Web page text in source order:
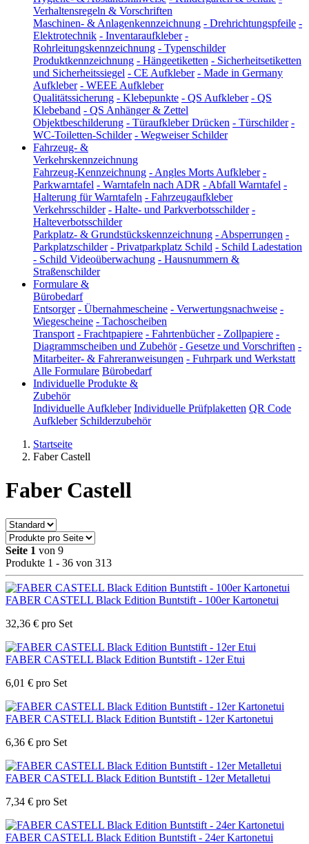
Verhaltensregeln & Vorschriften
Maschinen- & Anlagenkennzeichnung - Drehrichtungspfeile -
Elektrotechnik - Inventaraufkleber -
Rohrleitungskennzeichnung - Typenschilder
Produktkennzeichnung - Hängeetiketten - Sicherheitsetiketten
und Sicherheitssiegel - CE Aufkleber - Made in Germany
Aufkleber - WEEE Aufkleber
Qualitätssicherung - Klebepunkte - QS Aufkleber - QS
Klebeband - QS Anhänger & Zettel
Objektbeschilderung - Türaufkleber Drücken - Türschilder -
WC-Toiletten-Schilder - Wegweiser Schilder
Fahrzeug- &
Verkehrskennzeichnung
Fahrzeug-Kennzeichnung - Angles Morts Aufkleber -
Parkwarntafel - Warntafeln nach ADR - Abfall Warntafel -
Halterung für Warntafeln - Fahrzeugaufkleber
Verkehrsschilder - Halte- und Parkverbotsschilder -
Halteverbotsschilder
Parkplatz- & Grundstückskennzeichnung - Absperrungen -
Parkplatzschilder - Privatparkplatz Schild - Schild Ladestation
- Schild Videoüberwachung - Hausnummern &
Straßenschilder
Formulare &
Bürobedarf
Entsorger - Übernahmescheine - Verwertungsnachweise -
Wiegescheine - Tachoscheiben
Transport - Frachtpapiere - Fahrtenbücher - Zollpapiere -
Diagrammscheiben und Zubehör - Gesetze und Vorschriften -
Mitarbeiter- & Fahreranweisungen - Fuhrpark und Werkstatt
Alle Formulare Bürobedarf
Individuelle Produkte &
Zubehör
Individuelle Aufkleber Individuelle Prüfplaketten QR Code
Aufkleber Schilderzubehör
Startseite
Faber Castell
Faber Castell
Seite 1 von 9
Produkte 1 - 36 von 313
FABER CASTELL Black Edition Buntstift - 100er Kartonetui
32,36 € pro Set
FABER CASTELL Black Edition Buntstift - 12er Etui
6,01 € pro Set
FABER CASTELL Black Edition Buntstift - 12er Kartonetui
6,36 € pro Set
FABER CASTELL Black Edition Buntstift - 12er Metalletui
7,34 € pro Set
FABER CASTELL Black Edition Buntstift - 24er Kartonetui